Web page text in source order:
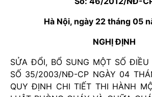
Hà Nội, ngày 22 tháng 05
NGHỊ ĐỊNH
SỬA ĐỔI, BỔ SUNG MỘT SỐ
SỐ 35/2003/NĐ-CP NGÀY 04
QUY ĐỊNH CHI TIẾT THI HÀNH